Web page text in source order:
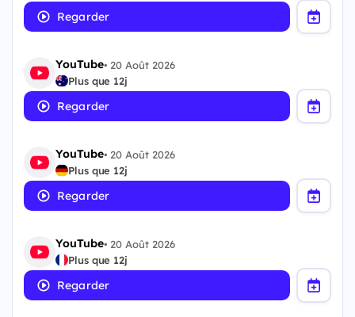
Regarder
YouTube• 20 Août 2026
Plus que 12j
Regarder
YouTube• 20 Août 2026
Plus que 12j
Regarder
YouTube• 20 Août 2026
Plus que 12j
Regarder